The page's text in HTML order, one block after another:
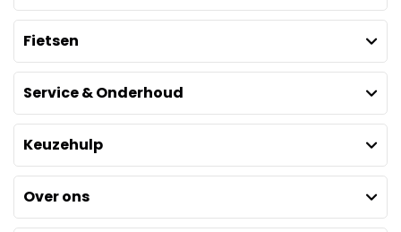
Fietsen
Service & Onderhoud
Keuzehulp
Over ons